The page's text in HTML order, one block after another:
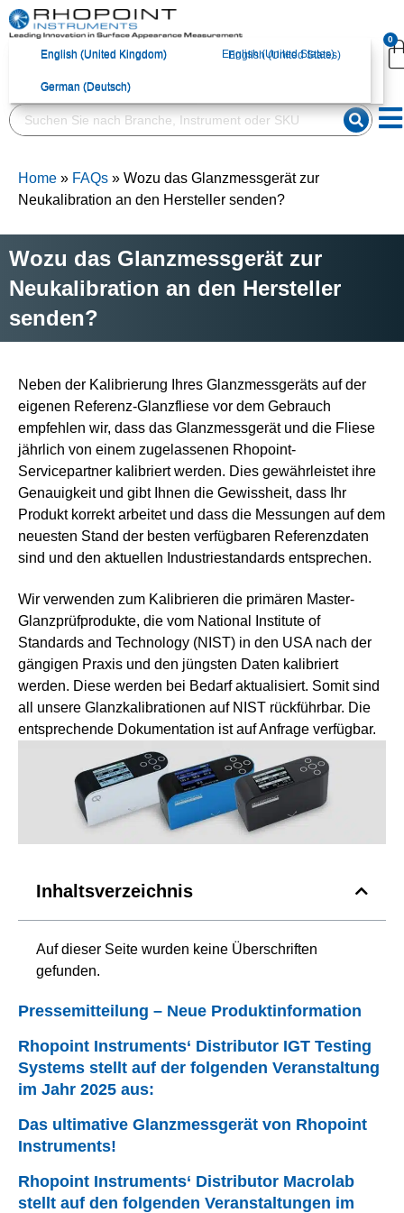
English (United
Kingdom)
German (Deutsch)
0
English (United Kingdom) English (United States)
German (Deutsch)
English (United
Kingdom)
German (Deutsch)
English (United Kingdom) English (United States)
German (Deutsch)
Home » FAQs » Wozu das Glanzmessgerät zur
Neukalibration an den Hersteller senden?
Wozu das Glanzmessgerät zur
Neukalibration an den Hersteller
senden?
Inhaltsverzeichnis
Auf dieser Seite wurden keine Überschriften
gefunden.
Pressemitteilung – Neue Produktinformation
Rhopoint Instruments‘ Distributor IGT Testing
Systems stellt auf der folgenden Veranstaltung
im Jahr 2025 aus:
Das ultimative Glanzmessgerät von Rhopoint
Instruments!
Rhopoint Instruments‘ Distributor Macrolab
stellt auf den folgenden Veranstaltungen im
Neben der Kalibrierung Ihres Glanzmessgeräts auf der
eigenen Referenz-Glanzfliese vor dem Gebrauch
empfehlen wir, dass das Glanzmessgerät und die Fliese
jährlich von einem zugelassenen Rhopoint-
Servicepartner kalibriert werden. Dies gewährleistet ihre
Genauigkeit und gibt Ihnen die Gewissheit, dass Ihr
Produkt korrekt arbeitet und dass die Messungen auf dem
neuesten Stand der besten verfügbaren Referenzdaten
sind und den aktuellen Industriestandards entsprechen.
Wir verwenden zum Kalibrieren die primären Master-
Glanzprüfprodukte, die vom National Institute of
Standards and Technology (NIST) in den USA nach der
gängigen Praxis und den jüngsten Daten kalibriert
werden. Diese werden bei Bedarf aktualisiert. Somit sind
all unsere Glanzkalibrationen auf NIST rückführbar. Die
entsprechende Dokumentation ist auf Anfrage verfügbar.